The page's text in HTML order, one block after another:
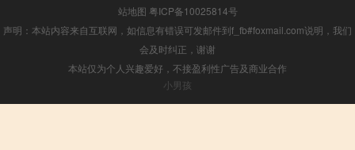
站地图 粤ICP备10025814号
声明：本站内容来自互联网，如信息有错误可发邮件到f_fb#foxmail.com说明，我们
会及时纠正，谢谢
本站仅为个人兴趣爱好，不接盈利性广告及商业合作
小男孩